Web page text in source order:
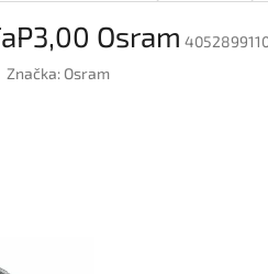
Osram
Značka: Osram